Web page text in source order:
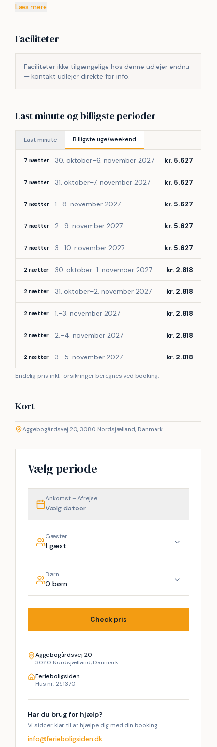
brændeovnen en varm stemning på kølige aftener, mens
Udenfor venter en skøn, kuperet have med frugttræer og
flere kroge til ro og fordybelse. Det store orangeri
indbyder til afslapning året rundt, og den delvist
overdækkede træterrasse giver mulighed for både sol og
og nærhed til flere søer, ideelle til gåture, badning og
cykelture. Kun en kort køretur væk ligger de populære
kystbyer Hornbæk og Dronningmølle med gode
badestrande, caféer og små butikker. Her kan man
kombinere roen i naturen med hyggeligt byliv.
og nydelse går hånd i hånd.
Læs mere
Faciliteter
Faciliteter ikke tilgængelige hos denne udlejer endnu
— kontakt udlejer direkte for info.
Last minute og billigste perioder
Last minute Billigste uge/weekend
7 nætter 30. oktober–6. november 2027 kr. 5.627
7 nætter 31. oktober–7. november 2027 kr. 5.627
7 nætter 1.–8. november 2027 kr. 5.627
7 nætter 2.–9. november 2027 kr. 5.627
7 nætter 3.–10. november 2027 kr. 5.627
2 nætter 30. oktober–1. november 2027 kr. 2.818
2 nætter 31. oktober–2. november 2027 kr. 2.818
2 nætter 1.–3. november 2027 kr. 2.818
2 nætter 2.–4. november 2027 kr. 2.818
2 nætter 3.–5. november 2027 kr. 2.818
Endelig pris inkl. forsikringer beregnes ved booking.
Kort
+
−
Aggebogårdsvej 20, 3080 Nordsjælland, Danmark
Vælg periode
Ankomst – Afrejse
Vælg datoer
Gæster
1 gæst
Børn
0 børn
Check pris
Aggebogårdsvej 20
3080 Nordsjælland, Danmark
Ferieboligsiden
Hus nr. 251370
Har du brug for hjælp?
Vi sidder klar til at hjælpe dig med din booking.
info@ferieboligsiden.dk